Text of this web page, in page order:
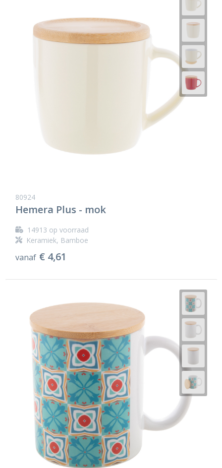
80924
Hemera Plus - mok
14913 op voorraad
Keramiek, Bamboe
vanaf € 4,61